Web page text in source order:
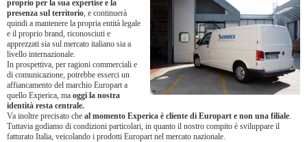
proprio per la sua expertise e la
presenza sul territorio, e continuerà
quindi a mantenere la propria entità legale
e il proprio brand, riconosciuti e
apprezzati sia sul mercato italiano sia a
livello internazionale.
In prospettiva, per ragioni commerciali e
di comunicazione, potrebbe esserci un
affiancamento del marchio Europart a
quello Experica, ma oggi la nostra
identità resta centrale.
Va inoltre precisato che al momento Experica è cliente di Europart e non una filiale.
Tuttavia godiamo di condizioni particolari, in quanto il nostro compito è sviluppare il
fatturato Italia, veicolando i prodotti Europart nel mercato nazionale.